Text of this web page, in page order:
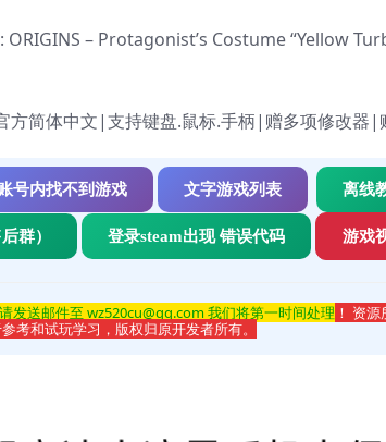
ORIGINS – Protagonist’s Costume “Yellow
简体中文|支持键盘.鼠标.手柄|赠多项修改器|
号内找不到游戏 文字游戏列表 离线
群） 登录steam出现 错误代码 游戏
发送邮件至 wz520cu@qq.com 我们将第一时间处理 ！ 资
考和试玩学习，版权归原开发者所有。